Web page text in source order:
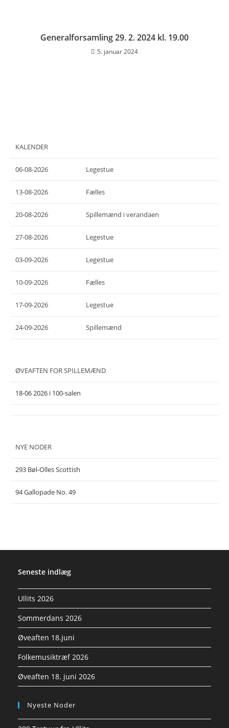
Generalforsamling 29. 2. 2024 kl. 19.00
5. januar 2024
KALENDER
06-08-2026 Legestue
13-08-2026 Fælles
20-08-2026 Spillemænd i verandaen
27-08-2026 Legestue
03-09-2026 Legestue
10-09-2026 Fælles
17-09-2026 Legestue
24-09-2026 Spillemænd
ØVEAFTEN FOR SPILLEMÆND
18-06 2026 i 100-salen
NYE NODER
293 Bøl-Olles Scottish
94 Gallopade No. 49
Seneste indlæg
Ullits 2026
Sommerdans 2026
Øveaften 18.juni
Folkemusiktræf 2026
Øveaften 18. juni 2026
Nyeste Noder